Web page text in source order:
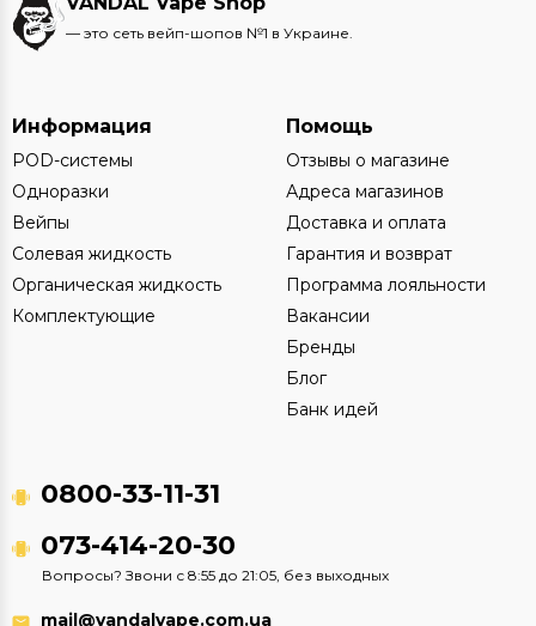
— это сеть вейп-шопов №1 в Украине.
Информация
POD-системы
Одноразки
Вейпы
Солевая жидкость
Органическая жидкость
Комплектующие
Помощь
Отзывы о магазине
Адреса магазинов
Доставка и оплата
Гарантия и возврат
Программа лояльности
Вакансии
Бренды
Блог
Банк идей
0800-33-11-31
073-414-20-30
Вопросы? Звони с 8:55 до 21:05, без выходных
mail@vandalvape.com.ua